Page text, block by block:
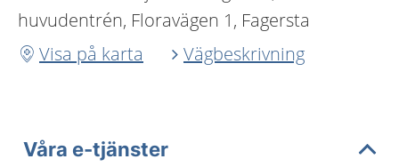
huvudentrén, Floravägen 1, Fagersta
Visa på karta
Vägbeskrivning
Våra e-tjänster